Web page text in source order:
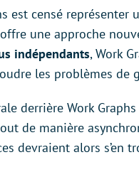
est censé représenter
offre une approche
indépendants, Work
les problèmes de
derrière Work
de manière
devraient alors s’en